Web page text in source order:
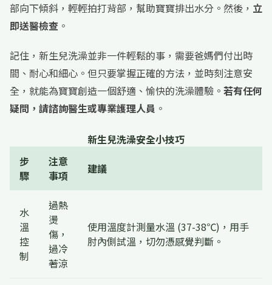
部向下傾斜，輕輕拍打背部，幫助寶寶排出水分。然後， 立
即送醫檢查 。
記住，新生兒洗澡並非一件輕鬆的事，需要爸媽們付出時
間、耐心和細心。但只要掌握正確的方法，並時刻注意安
全，就能為寶寶創造一個舒適、愉快的洗澡體驗。 若有任何
疑問，請諮詢醫生或專業護理人員 。
新生兒洗澡安全小技巧
步
驟
注意
事項
建議
水
溫
控
制
過熱
燙
傷，
過冷
著涼
使用溫度計測量水溫 (37-38℃)，用手
肘內側試溫，切勿憑感覺判斷。